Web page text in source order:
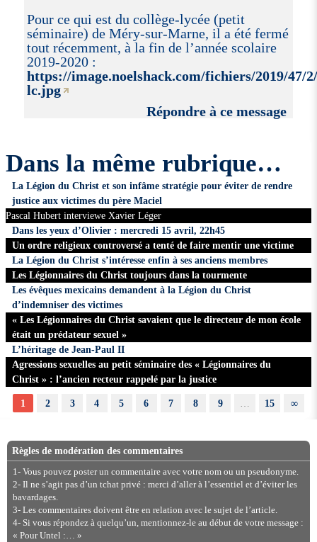
Pour ce qui est du collège-lycée (petit
séminaire) de Méry-sur-Marne, il a été fermé
tout récemment, à la fin de l’année scolaire
2019-2020 :
https://image.noelshack.com/fichiers/2019/47/
lc.jpg
Répondre à ce message
Dans la même rubrique…
La Légion du Christ et son infâme stratégie pour éviter de rendre
justice aux victimes du père Maciel
Pascal Hubert interviewe Xavier Léger
Dans les yeux d’Olivier : mercredi 15 avril, 22h45
Un ordre religieux controversé a tenté de faire mentir une victime
La Légion du Christ s’intéresse enfin à ses anciens membres
Les Légionnaires du Christ toujours dans la tourmente
Les évêques mexicains demandent à la Légion du Christ
d’indemniser des victimes
« Les Légionnaires du Christ savaient que le directeur de mon école
était un prédateur sexuel »
L’héritage de Jean-Paul II
Agressions sexuelles au petit séminaire des « Légionnaires du
Christ » : l’ancien recteur rappelé par la justice
1 2 3 4 5 6 7 8 9 15 ∞
Règles de modération des commentaires
1- Vous pouvez poster un commentaire avec votre nom ou un pseudonyme.
2- Il ne s’agit pas d’un tchat privé : merci d’aller à l’essentiel et d’éviter les
bavardages.
3- Les commentaires doivent être en relation avec le sujet de l’article.
4- Si vous répondez à quelqu’un, mentionnez-le au début de votre message :
« Pour Untel :… »